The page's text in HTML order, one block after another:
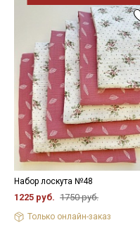
Набор лоскута №48
1225 руб. 1750 руб.
Только онлайн-заказ